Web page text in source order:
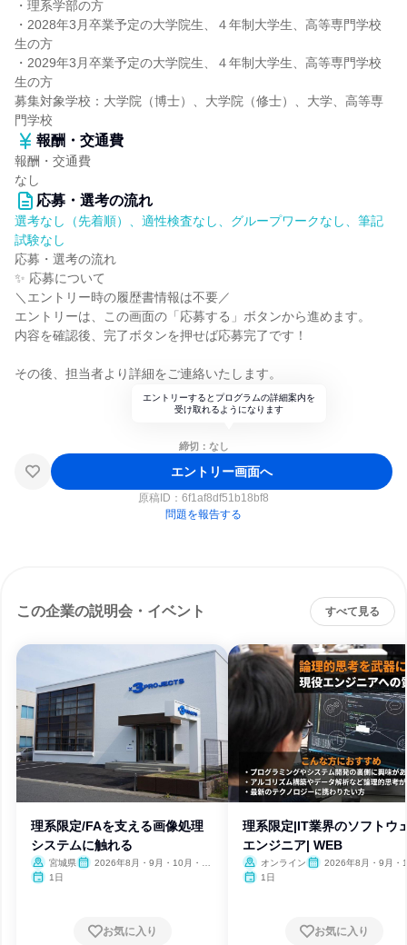
・理系学部の方
・2028年3月卒業予定の大学院生、４年制大学生、高等専門学校
生の方
・2029年3月卒業予定の大学院生、４年制大学生、高等専門学校
生の方
募集対象学校：大学院（博士）、大学院（修士）、大学、高等専
門学校
報酬・交通費
報酬・交通費
なし
応募・選考の流れ
選考なし（先着順）、適性検査なし、グループワークなし、筆記
試験なし
応募・選考の流れ
✨ 応募について
＼エントリー時の履歴書情報は不要／
エントリーは、この画面の「応募する」ボタンから進めます。
内容を確認後、完了ボタンを押せば応募完了です！
その後、担当者より詳細をご連絡いたします。
エントリーするとプログラムの詳細案内を
受け取れるようになります
締切：なし
エントリー画面へ
原稿ID： 6f1af8df51b18bf8
問題を報告する
この企業の説明会・イベント すべて見る
理系限定/FAを支える画像処理
システムに触れる
宮城県
2026年8月・9月・10月・11
1日
お気に入り
理系限定|IT業界のソフトウ
エンジニア| WEB
オンライン
2026年8月・9月・
1日
お気に入り